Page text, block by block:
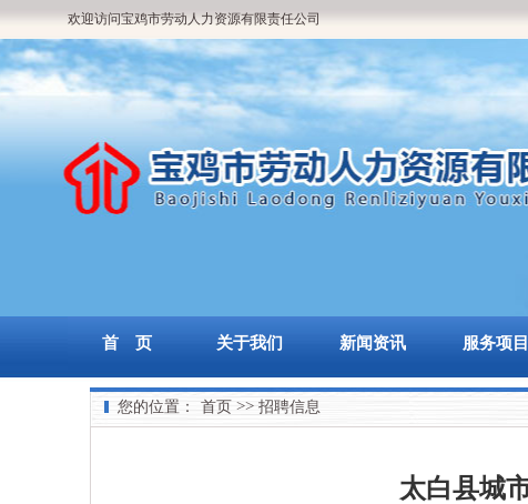
欢迎访问宝鸡市劳动人力资源有限责任公司
网站！
首 页 关于我们 新闻资讯 服务项目
您的位置： 首页 >> 招聘信息
太白县城